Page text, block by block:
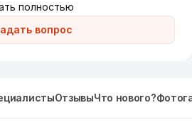
вопрос
полностью
ОтзывыЧто нового?